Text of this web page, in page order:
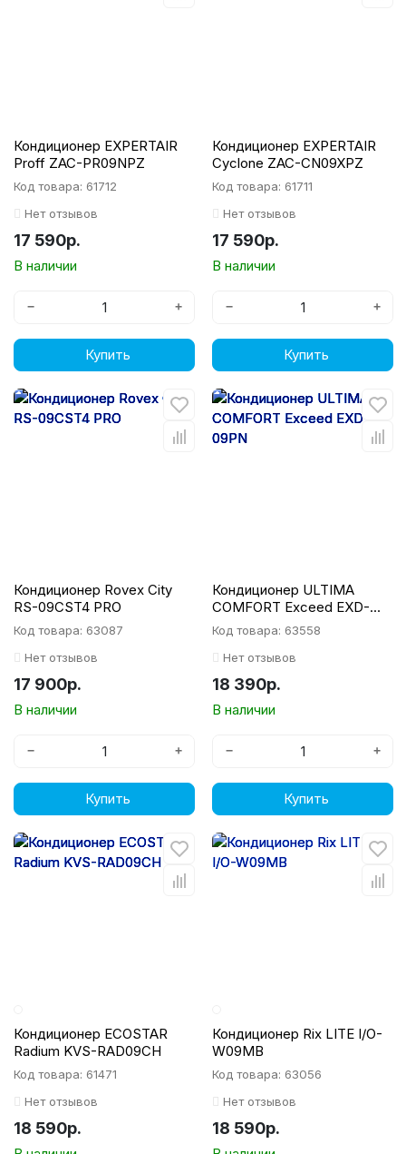
Кондиционер EXPERTAIR
Proff ZAC-PR09NPZ
Код товара: 61712
Нет отзывов
17 590р.
В наличии
− +
Купить
Кондиционер EXPERTAIR
Cyclone ZAC-CN09XPZ
Код товара: 61711
Нет отзывов
17 590р.
В наличии
− +
Купить
Кондиционер Rovex City
RS-09CST4 PRO
Код товара: 63087
Нет отзывов
17 900р.
В наличии
− +
Купить
Кондиционер ULTIMA
COMFORT Exceed EXD-
09PN
Код товара: 63558
Нет отзывов
18 390р.
В наличии
− +
Купить
Кондиционер ECOSTAR
Radium KVS-RAD09CH
Код товара: 61471
Нет отзывов
18 590р.
Кондиционер Rix LITE I/O-
W09MB
Код товара: 63056
Нет отзывов
18 590р.